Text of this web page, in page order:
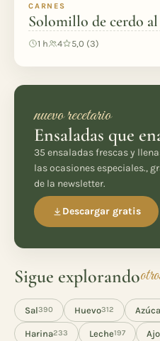
CARNES
Solomillo de cerdo
1 h 4 5,0 (3)
nuevo recetario
Ensaladas que
35 ensaladas frescas y
las ocasiones especiales.,
de la newsletter.
Descargar gratis
Sigue explorando
Sal390 Huevo312
Harina233 Leche197 Ajo